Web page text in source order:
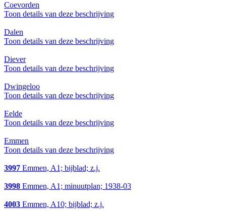
Coevorden
Toon details van deze beschrijving
Dalen
Toon details van deze beschrijving
Diever
Toon details van deze beschrijving
Dwingeloo
Toon details van deze beschrijving
Eelde
Toon details van deze beschrijving
Emmen
Toon details van deze beschrijving
3997 Emmen, A1; bijblad; z.j.
3998 Emmen, A1; minuutplan; 1938-03
4003 Emmen, A10; bijblad; z.j.